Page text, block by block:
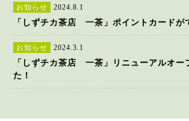
お知らせ 2024.8.1
「しずチカ茶店 一茶」ポイントカードが
お知らせ 2024.3.1
「しずチカ茶店 一茶」リニューアルオー
た！